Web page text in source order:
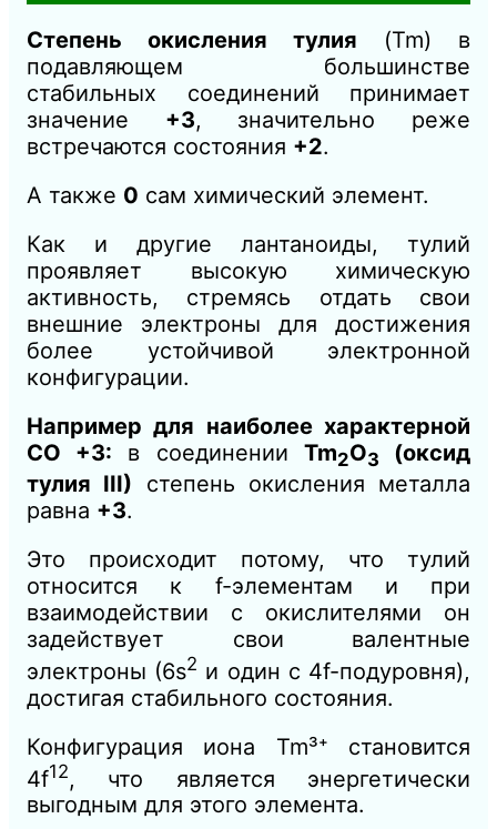
Степень окисления тулия (Tm) в
подавляющем большинстве
стабильных соединений принимает
значение +3, значительно реже
встречаются состояния +2.
А также 0 сам химический элемент.
Как и другие лантаноиды, тулий
проявляет высокую химическую
активность, стремясь отдать свои
внешние электроны для достижения
более устойчивой электронной
конфигурации.
Например для наиболее характерной
СО +3: в соединении Tm2O3
(оксид
тулия III) степень окисления металла
равна +3.
Это происходит потому, что тулий
относится к f-элементам и при
взаимодействии с окислителями он
задействует свои валентные
электроны (6s2 и один с 4f-подуровня),
достигая стабильного состояния.
Конфигурация иона Tm³⁺ становится
4f12, что является энергетически
выгодным для этого элемента.